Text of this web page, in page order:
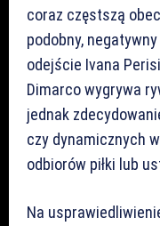
coraz częstszą
podobny,
odejście Ivana
Dimarco wygrywa
jednak
czy dynamicznych
odbiorów piłki lub
Na